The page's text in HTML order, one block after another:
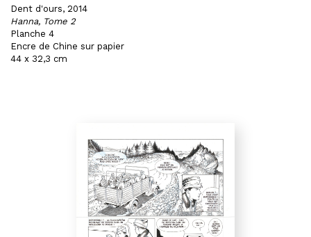
Dent d'ours, 2014
Hanna, Tome 2
Planche 4
Encre de Chine sur papier
44 x 32,3 cm